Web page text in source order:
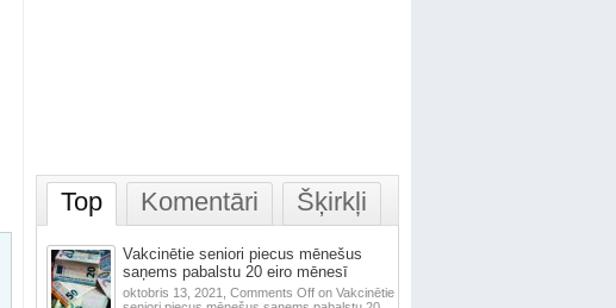
Top Komentāri Šķirkļi
Vakcinētie seniori piecus mēnešus
saņems pabalstu 20 eiro mēnesī
oktobris 13, 2021, Comments Offon Vakcinētie